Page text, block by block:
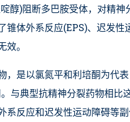
醇)阻断多巴胺受体，对精
锥体外系反应(EPS)、迟发
。
，是以氯氮平和利培酮为代
与典型抗精神分裂药物相比
系反应和迟发性运动障碍等